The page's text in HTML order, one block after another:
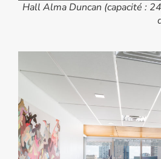
Hall Alma Duncan (capacité :